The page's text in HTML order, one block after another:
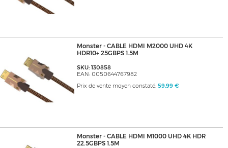
Monster - CABLE HDMI M2000 UHD 4K
HDR10+ 25GBPS 1.5M
SKU: 130858
EAN: 0050644767982
Prix de vente moyen constaté: 59,99 €
Monster - CABLE HDMI M1000 UHD 4K HDR
22.5GBPS 1.5M